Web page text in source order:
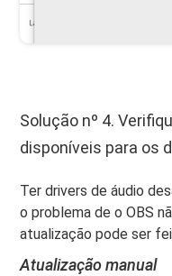
Solução nº 4.
disponíveis para os
Ter drivers de áudio
o problema de o OBS
atualização pode ser
Atualização manual